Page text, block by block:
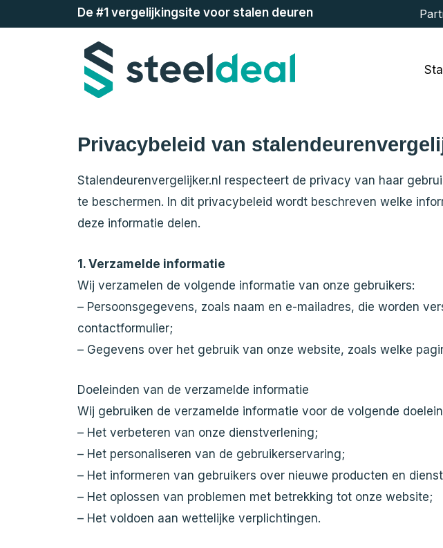
De #1 vergelijkingsite voor stalen deuren
Privacybeleid van
Stalendeurenvergelijker.nl respecteert de privacy van haar
te beschermen. In dit privacybeleid wordt beschreven welke
deze informatie delen.
1. Verzamelde informatie
Wij verzamelen de volgende informatie van onze gebruikers:
– Persoonsgegevens, zoals naam en e-mailadres, die worden
contactformulier;
– Gegevens over het gebruik van onze website, zoals welke
Doeleinden van de verzamelde informatie
Wij gebruiken de verzamelde informatie voor de volgende
– Het verbeteren van onze dienstverlening;
– Het personaliseren van de gebruikerservaring;
– Het informeren van gebruikers over nieuwe producten en
– Het oplossen van problemen met betrekking tot onze website;
– Het voldoen aan wettelijke verplichtingen.